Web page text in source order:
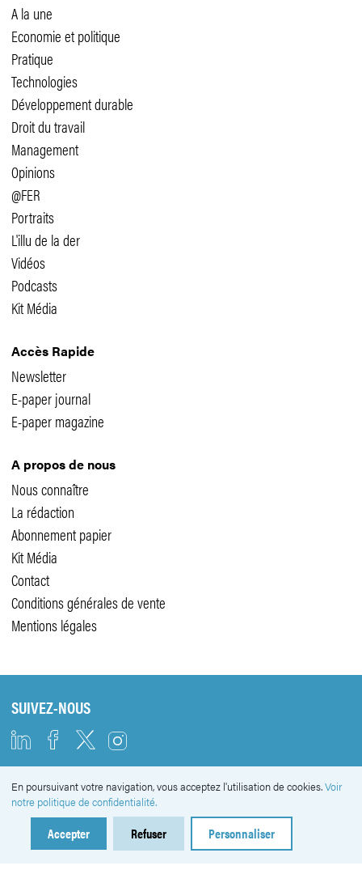
A la une
Economie et politique
Pratique
Technologies
Développement durable
Droit du travail
Management
Opinions
@FER
Portraits
L'illu de la der
Vidéos
Podcasts
Kit Média
Accès Rapide
Newsletter
E-paper journal
E-paper magazine
A propos de nous
Nous connaître
La rédaction
Abonnement papier
Kit Média
Contact
Conditions générales de vente
Mentions légales
SUIVEZ-NOUS
NEWSLETTER
En poursuivant votre navigation, vous acceptez l'utilisation de cookies.Voir
notre politique de confidentialité.
Accepter Refuser Personnaliser